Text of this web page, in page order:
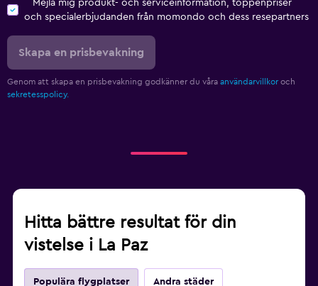
Mejla mig produkt- och serviceinformation, toppenpriser
och specialerbjudanden från momondo och dess resepartners
Skapa en prisbevakning
Genom att skapa en prisbevakning godkänner du våra användarvillkor och
sekretesspolicy.
Hitta bättre resultat för din
vistelse i La Paz
Populära flygplatser Andra städer